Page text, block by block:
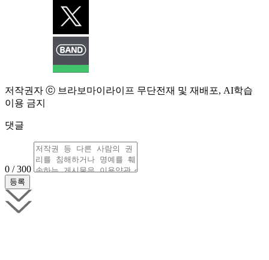
저작권자 ⓒ 브라보마이라이프 무단전재 및 재배포, AI학습
이용 금지
댓글
0 / 300